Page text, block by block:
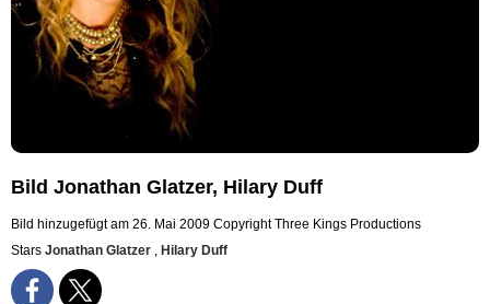
Bild Jonathan Glatzer, Hilary Duff
Bild hinzugefügt am 26. Mai 2009 Copyright Three Kings Productions
Stars Jonathan Glatzer , Hilary Duff